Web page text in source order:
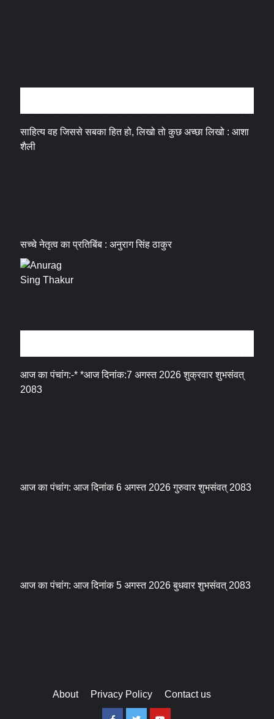
साहित्य वह जिससे सबका हित हो, लिखो तो कुछ अच्छा लिखो : आशा
शैली
सच्चे नेतृत्व का प्रतिबिंब : अनुराग सिंह ठाकुर
आज का पंचांग:-* *आज दिनांक:7 अगस्त 2026 शुक्रवार शुभसंवत्
2083
आज का पंचांग: आज दिनांक 6 अगस्त 2026 गुरुवार शुभसंवत् 2083
आज का पंचांग: आज दिनांक 5 अगस्त 2026 बुधवार शुभसंवत् 2083
About Privacy Policy Contact us